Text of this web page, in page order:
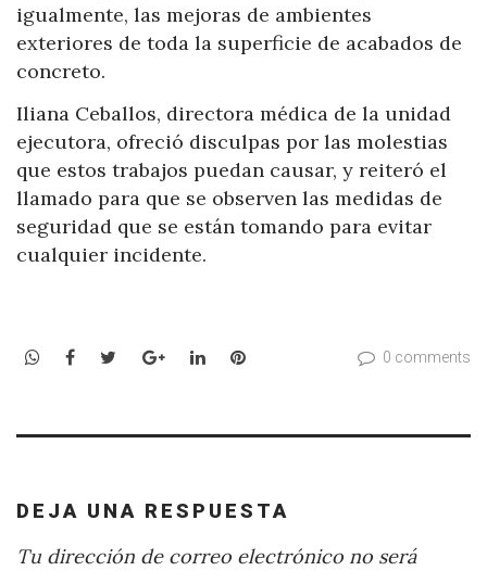
igualmente, las mejoras de ambientes
exteriores de toda la superficie de acabados de
concreto.
Iliana Ceballos, directora médica de la unidad
ejecutora, ofreció disculpas por las molestias
que estos trabajos puedan causar, y reiteró el
llamado para que se observen las medidas de
seguridad que se están tomando para evitar
cualquier incidente.
WhatsApp
Facebook
TwitterGoogle+LinkedInPinterest 0 comments
DEJA UNA RESPUESTA
Tu dirección de correo electrónico no será